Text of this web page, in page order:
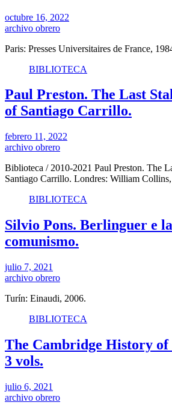
octubre 16, 2022
archivo obrero
Paris: Presses Universitaires de France,
BIBLIOTECA
Paul Preston. The Last
of Santiago Carrillo.
febrero 11, 2022
archivo obrero
Biblioteca / 2010-2021 Paul Preston. The
Santiago Carrillo. Londres: William
BIBLIOTECA
Silvio Pons. Berlinguer e
comunismo.
julio 7, 2021
archivo obrero
Turín: Einaudi, 2006.
BIBLIOTECA
The Cambridge History of
3 vols.
julio 6, 2021
archivo obrero